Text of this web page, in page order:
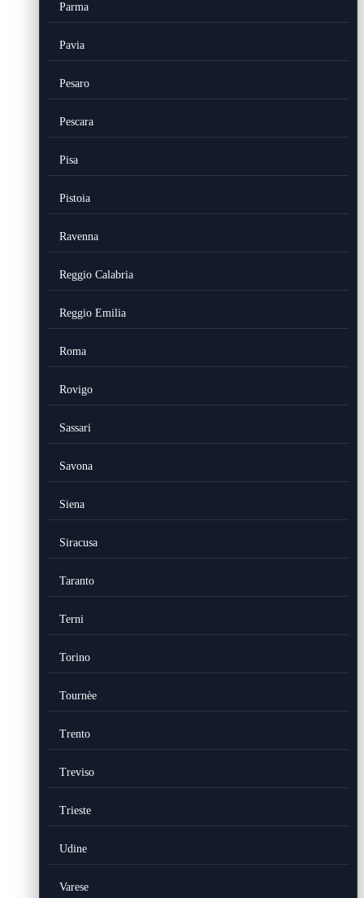
Parma
Pavia
Pesaro
Pescara
Pisa
Pistoia
Ravenna
Reggio Calabria
Reggio Emilia
Roma
Rovigo
Sassari
Savona
Siena
Siracusa
Taranto
Terni
Torino
Tournèe
Trento
Treviso
Trieste
Udine
Varese